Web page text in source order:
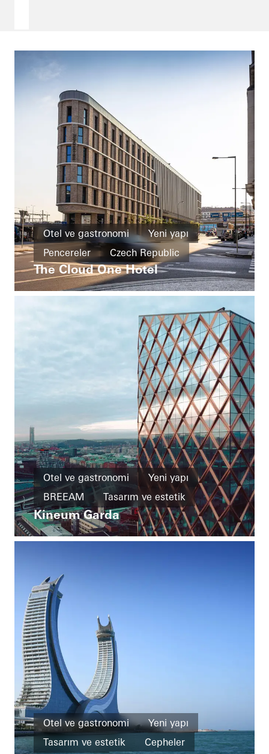
Otel ve gastronomi
Yeni yapı
Pencereler
Czech Republic
The Cloud One Hotel
Otel ve gastronomi
Yeni yapı
BREEAM
Tasarım ve estetik
Sıra dışı mimari
Cepheler
Sweden
Kineum Garda
Otel ve gastronomi
Yeni yapı
Tasarım ve estetik
Cepheler